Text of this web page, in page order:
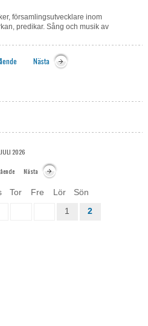
församlingsutvecklare inom
predikar. Sång och musik av
Nästa
JULI 2026
Nästa
Tor Fre Lör
Sön
1 2